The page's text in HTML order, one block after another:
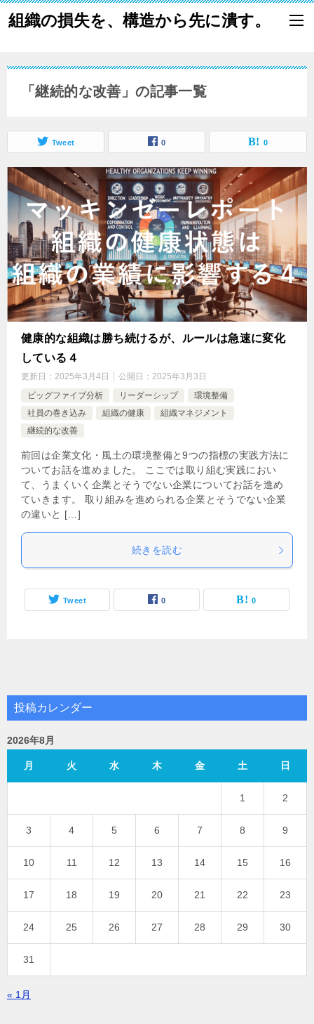
組織の損失を、構造から先に潰す。
「継続的な改善」の記事一覧
Tweet 0 0
健康的な組織は勝ち続けるが、ルールは急速に変化
している４
更新日： 2025年3月4日 公開日： 2025年3月3日
ビッグファイブ分析
リーダーシップ
環境整備
社員の巻き込み
組織の健康
組織マネジメント
継続的な改善
前回は企業文化・風土の環境整備と9つの指標の実践方法に
ついてお話を進めました。 ここでは取り組む実践におい
て、うまくいく企業とそうでない企業についてお話を進め
ていきます。 取り組みを進められる企業とそうでない企業
の違いと […]
続きを読む
Tweet 0 0
投稿カレンダー
2026年8月
月 火 水 木 金 土 日
1 2
3 4 5 6 7 8 9
10 11 12 13 14 15 16
17 18 19 20 21 22 23
24 25 26 27 28 29 30
31
« 1月